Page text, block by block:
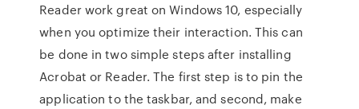
Reader work great on Windows 10, especially
when you optimize their interaction. This can
be done in two simple steps after installing
Acrobat or Reader. The first step is to pin the
application to the taskbar, and second, make